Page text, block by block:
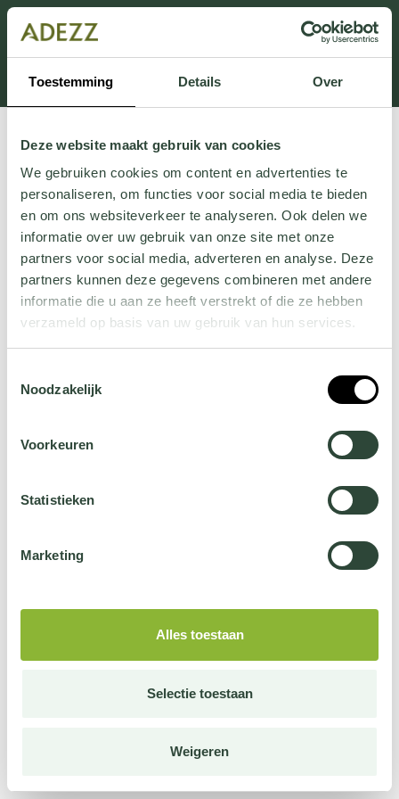
Toestemming Details Over
Deze website maakt gebruik van cookies
We gebruiken cookies om content en advertenties te
personaliseren, om functies voor social media te bieden
en om ons websiteverkeer te analyseren. Ook delen we
informatie over uw gebruik van onze site met onze
partners voor social media, adverteren en analyse. Deze
partners kunnen deze gegevens combineren met andere
informatie die u aan ze heeft verstrekt of die ze hebben
verzameld op basis van uw gebruik van hun services.
jehier.
Noodzakelijk
Voorkeuren
Statistieken
Marketing
Alles toestaan
Selectie toestaan
Weigeren
Dit onderdeel is momenteel in onderhoud.
Als je informatie mist kun je ons bellen +31 413 274
168 of mailen
Customersupport@adezz.com.